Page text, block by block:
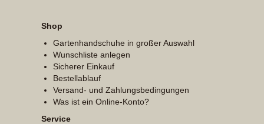
Shop
Gartenhandschuhe in großer Auswahl
Wunschliste anlegen
Sicherer Einkauf
Bestellablauf
Versand- und Zahlungsbedingungen
Was ist ein Online-Konto?
Service